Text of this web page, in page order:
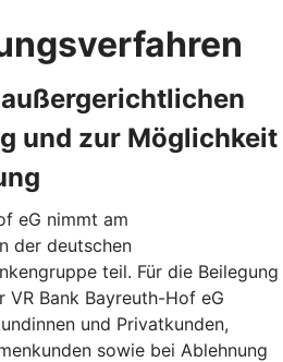
und zur Möglichkeit
eG nimmt am
der deutschen
teil. Für die Beilegung
Bank Bayreuth-Hof eG
und Privatkunden,
sowie bei Ablehnung